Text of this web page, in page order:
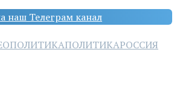
наш Телеграм канал
ПОЛИТИКАРОССИЯ